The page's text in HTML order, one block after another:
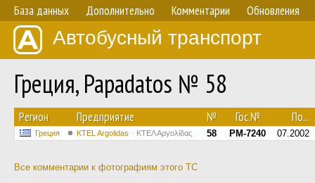
База данных Дополнительно Комментарии Обновления
Автобусный транспорт
Греция, Papadatos № 58
Регион Предприятие № Гос.№ По...
Греция KTEL Argolidas ΚΤΕΛ Αργολίδας 58 PM-7240 07.2002
Все комментарии к фотографиям этого ТС